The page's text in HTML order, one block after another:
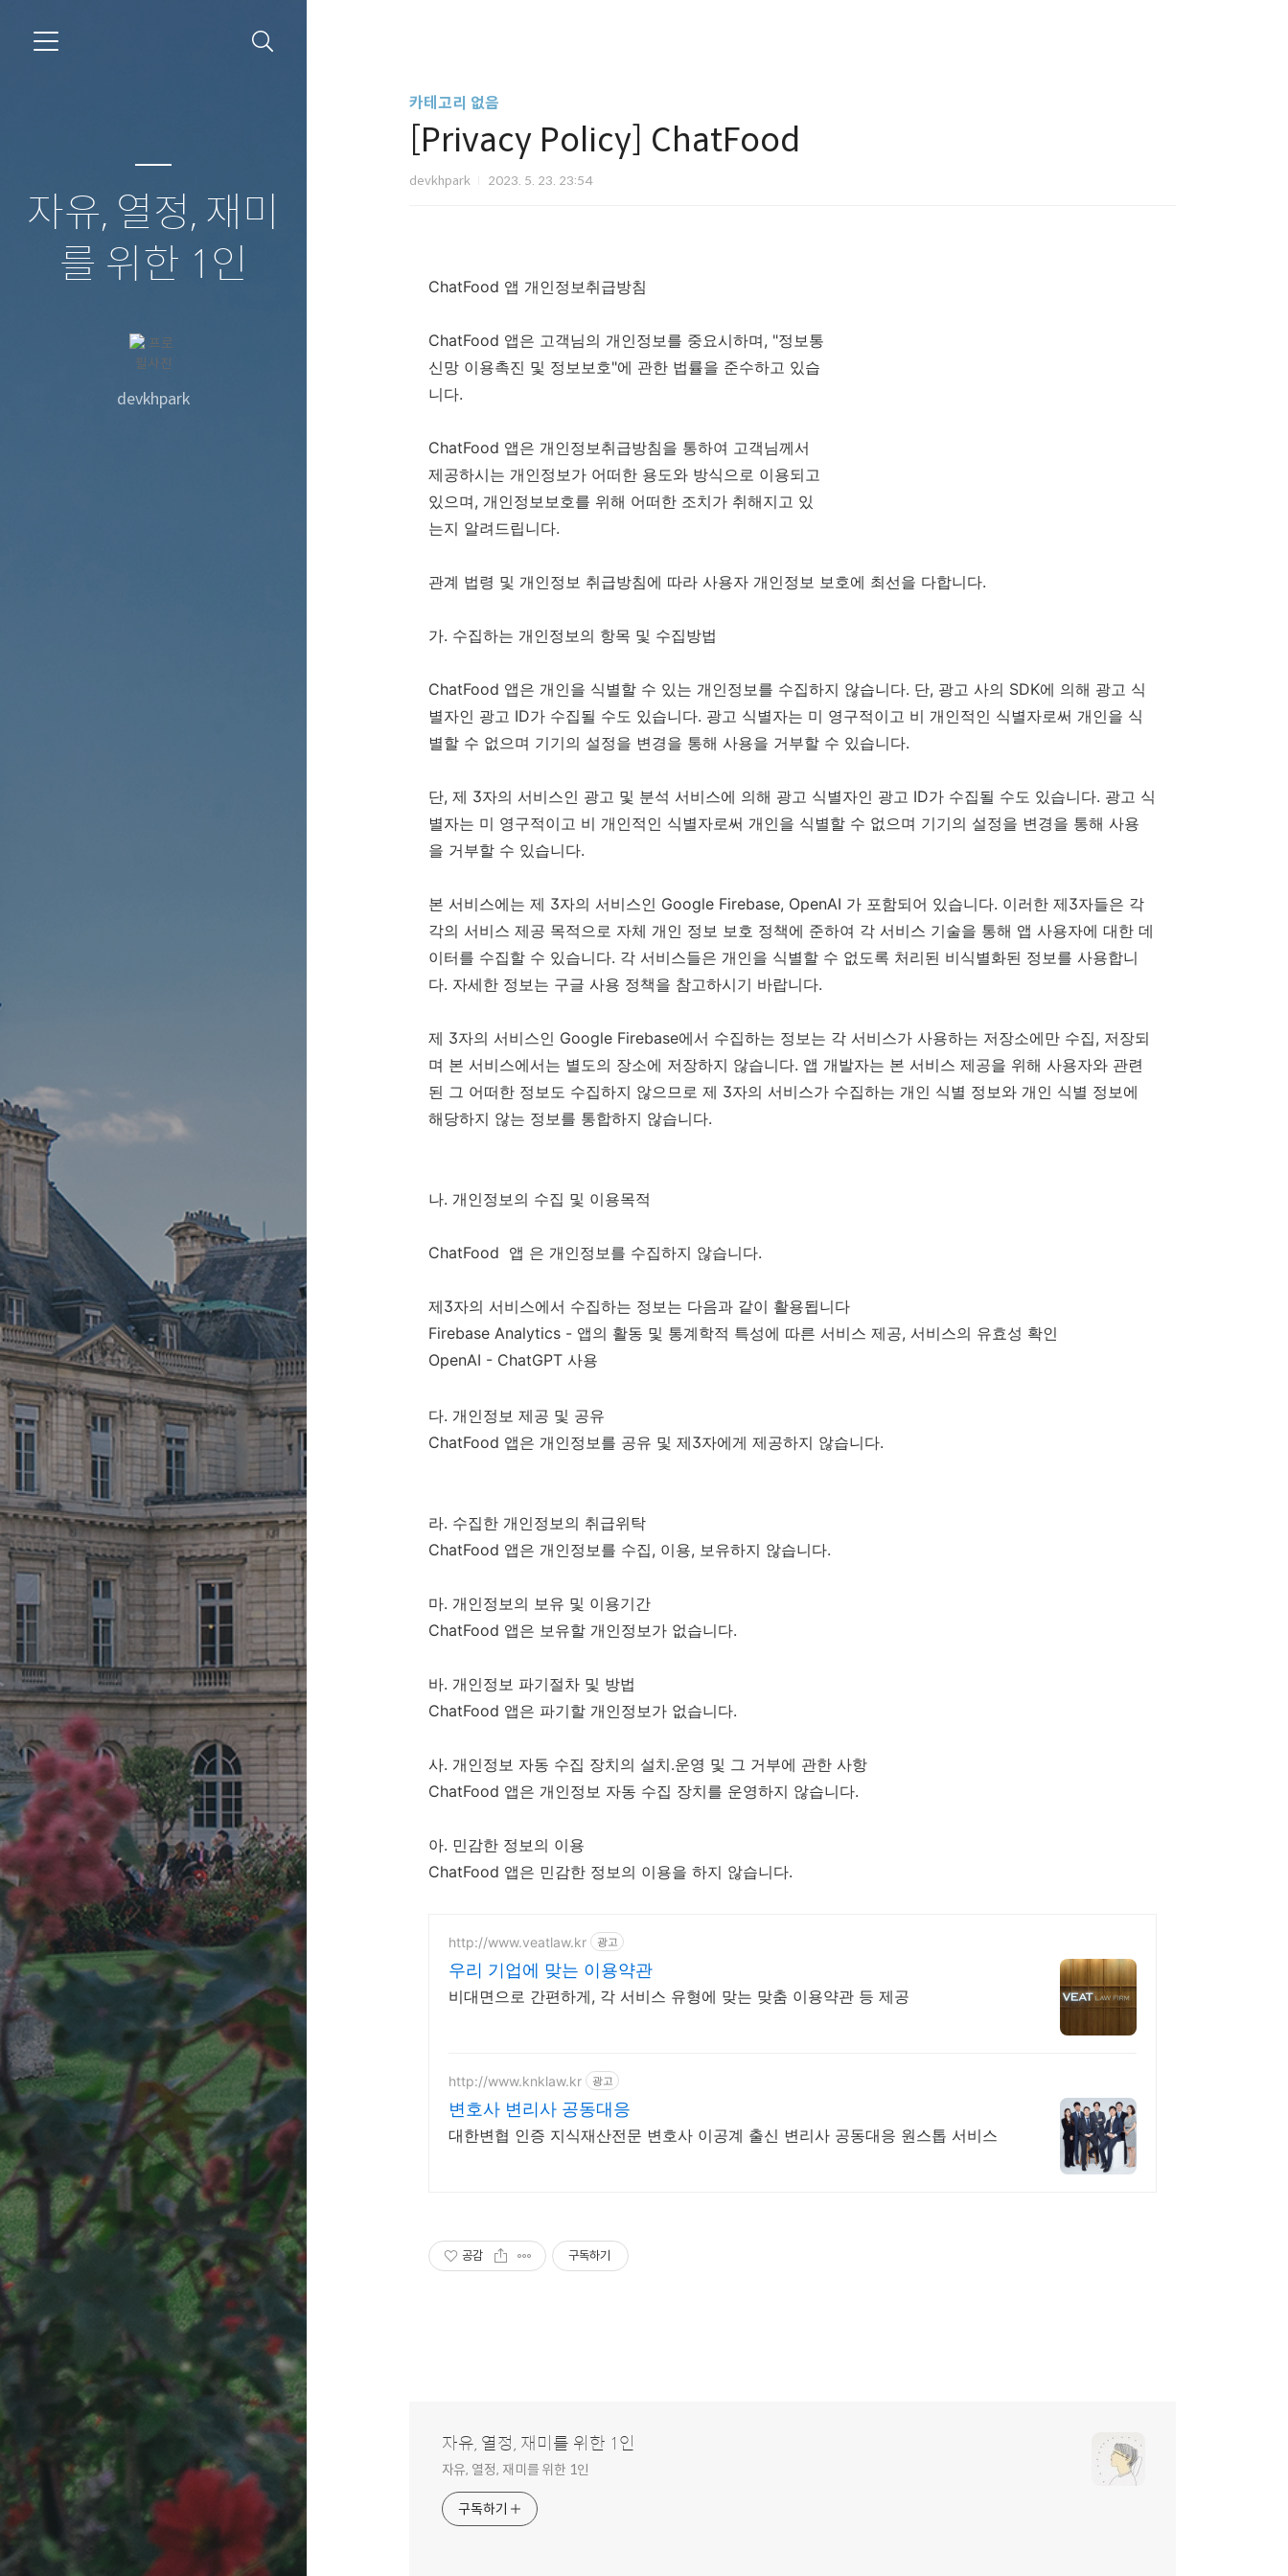
자유, 열정, 재미
를 위한 1인
devkhpark
카테고리 없음
[Privacy Policy] ChatFood
devkhpark 2023. 5. 23. 23:54
ChatFood 앱 개인정보취급방침
ChatFood 앱은 고객님의 개인정보를 중요시하며, "정보통
신망 이용촉진 및 정보보호"에 관한 법률을 준수하고 있습
니다.
ChatFood 앱은 개인정보취급방침을 통하여 고객님께서
제공하시는 개인정보가 어떠한 용도와 방식으로 이용되고
있으며, 개인정보보호를 위해 어떠한 조치가 취해지고 있
는지 알려드립니다.
관계 법령 및 개인정보 취급방침에 따라 사용자 개인정보 보호에 최선을 다합니다.
가. 수집하는 개인정보의 항목 및 수집방법
ChatFood 앱은 개인을 식별할 수 있는 개인정보를 수집하지 않습니다. 단, 광고 사의 SDK에 의해 광고 식
별자인 광고 ID가 수집될 수도 있습니다. 광고 식별자는 미 영구적이고 비 개인적인 식별자로써 개인을 식
별할 수 없으며 기기의 설정을 변경을 통해 사용을 거부할 수 있습니다.
단, 제 3자의 서비스인 광고 및 분석 서비스에 의해 광고 식별자인 광고 ID가 수집될 수도 있습니다. 광고 식
별자는 미 영구적이고 비 개인적인 식별자로써 개인을 식별할 수 없으며 기기의 설정을 변경을 통해 사용
을 거부할 수 있습니다.
본 서비스에는 제 3자의 서비스인 Google Firebase, OpenAI 가 포함되어 있습니다. 이러한 제3자들은 각
각의 서비스 제공 목적으로 자체 개인 정보 보호 정책에 준하여 각 서비스 기술을 통해 앱 사용자에 대한 데
이터를 수집할 수 있습니다. 각 서비스들은 개인을 식별할 수 없도록 처리된 비식별화된 정보를 사용합니
다. 자세한 정보는 구글 사용 정책을 참고하시기 바랍니다.
제 3자의 서비스인 Google Firebase에서 수집하는 정보는 각 서비스가 사용하는 저장소에만 수집, 저장되
며 본 서비스에서는 별도의 장소에 저장하지 않습니다. 앱 개발자는 본 서비스 제공을 위해 사용자와 관련
된 그 어떠한 정보도 수집하지 않으므로 제 3자의 서비스가 수집하는 개인 식별 정보와 개인 식별 정보에
해당하지 않는 정보를 통합하지 않습니다.
나. 개인정보의 수집 및 이용목적
ChatFood 앱 은 개인정보를 수집하지 않습니다.
제3자의 서비스에서 수집하는 정보는 다음과 같이 활용됩니다
Firebase Analytics - 앱의 활동 및 통계학적 특성에 따른 서비스 제공, 서비스의 유효성 확인
OpenAI - ChatGPT 사용
다. 개인정보 제공 및 공유
ChatFood 앱은 개인정보를 공유 및 제3자에게 제공하지 않습니다.
라. 수집한 개인정보의 취급위탁
ChatFood 앱은 개인정보를 수집, 이용, 보유하지 않습니다.
마. 개인정보의 보유 및 이용기간
ChatFood 앱은 보유할 개인정보가 없습니다.
바. 개인정보 파기절차 및 방법
ChatFood 앱은 파기할 개인정보가 없습니다.
사. 개인정보 자동 수집 장치의 설치․운영 및 그 거부에 관한 사항
ChatFood 앱은 개인정보 자동 수집 장치를 운영하지 않습니다.
아. 민감한 정보의 이용
ChatFood 앱은 민감한 정보의 이용을 하지 않습니다.
http://www.veatlaw.kr 광고
우리 기업에 맞는 이용약관
비대면으로 간편하게, 각 서비스 유형에 맞는 맞춤 이용약관 등 제공
http://www.knklaw.kr 광고
변호사 변리사 공동대응
대한변협 인증 지식재산전문 변호사 이공계 출신 변리사 공동대응 원스톱 서비스
공감 구독하기
자유, 열정, 재미를 위한 1인
자유, 열정, 재미를 위한 1인
구독하기